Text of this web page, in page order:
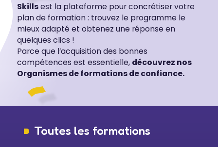
Skillsest la plateforme pour concrétiser votre
plan de formation : trouvez le programme le
mieux adapté et obtenez une réponse en
quelques clics !
Parce que l’acquisition des bonnes
compétences est essentielle, découvrez nos
Organismes de formations de confiance.
Toutes les formations